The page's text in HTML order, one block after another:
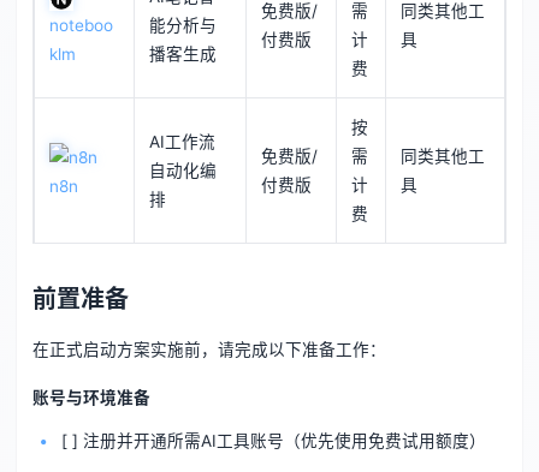
noteboo
klm
能分析与
播客生成
免费版/
付费版
需
计
费
同类其他工
具
n8n
AI工作流
自动化编
排
免费版/
付费版
按
需
计
费
同类其他工
具
前置准备
在正式启动方案实施前，请完成以下准备工作：
账号与环境准备
[ ] 注册并开通所需AI工具账号（优先使用免费试用额度）